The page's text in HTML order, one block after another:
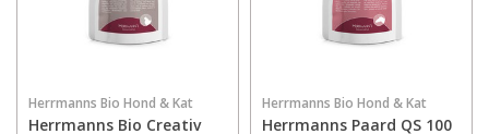
Herrmanns Bio Hond & Kat
Herrmanns Bio Creativ
Herrmanns Bio Hond & Kat
Herrmanns Paard QS 100